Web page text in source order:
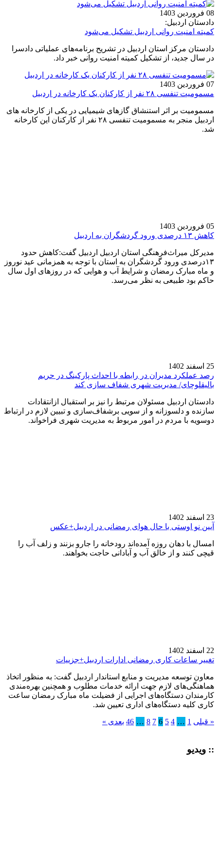
08 فروردین 1403
دادستان اردبیل:
کمیته امنیت روانی اردبیل تشکیل می‌شود
دادستان مرکز استان اردبیل در تشریح برنامه‌های عملیاتی دادسرا
در سال جدید، از تشکیل کمیته امنیت روانی خبر داد.
07 فروردین 1403
مسمومیت تنفسی ۲۸ نفر از کارکنان یک کارخانه در اردبیل
مسمومیت بر اثر استنشاق گازهای شیمیایی در یکی از کارخانه های
اردبیل منجر به مسمومیت تنفسی ۲۸ نفر از کارکنان این کارخانه
شد.
05 فروردین 1403
کاهش ۱۳ درصدی ورود گردشگران به اردبیل
مدیرکل میراث‌فرهنگی استان اردبیل اردبیل گفت:کاهش حدود
۱۳درصدی ورود گردشگران به استان با توجه به همزمانی عید نوروز
و ماه مبارک رمضان و شرایط آب و هوایی که در روزهای اول سال
حاکم بود طبیعی به نظر می‌رسد.
25 اسفند 1402
رصد عملکرد مدیران در رابطه با احداث پارکینگ در حریم
بالیقلوچای/ مدیریت شهری شفاف سازی کند
دادستان اردبیل مسئولان مرتبط را نیز بر استقبال ازانتقادات
سازنده و دلسوزانه و از سویی برشفاف‌سازی و تبیین لازم در ارتباط
دوسویه با مردم در امور مربوط به مدیریت شهری فراخواند.
23 اسفند 1402
آیین نو اوستی با حال هوای رمضانی در اردبیل+عکس
امسال با دهان روزه آمده‌اند رودخانه را جارو بزنند و زلف آب را
قیچی کنند و از خالق آب و آبادانی حاجت بخواهند.
22 اسفند 1402
تغییر ساعات کاری رمضانی ادارات اردبیل+جزییات
معاون توسعه مدیریت و منابع استاندار اردبیل گفت: به منظور اتخاذ
هماهنگی‌های لازم جهت ارائه خدمات مطلوب و همچنین بهره‌مندی
کارمندان دستگاه‌های اجرایی از فضیلت ماه مبارک رمضان ساعت
کاری کلیه دستگاه‌های اداری تعیین شد.
« قبلی 1
…
4
5
6
7
8
…
46 بعدی »
:: ویدیو